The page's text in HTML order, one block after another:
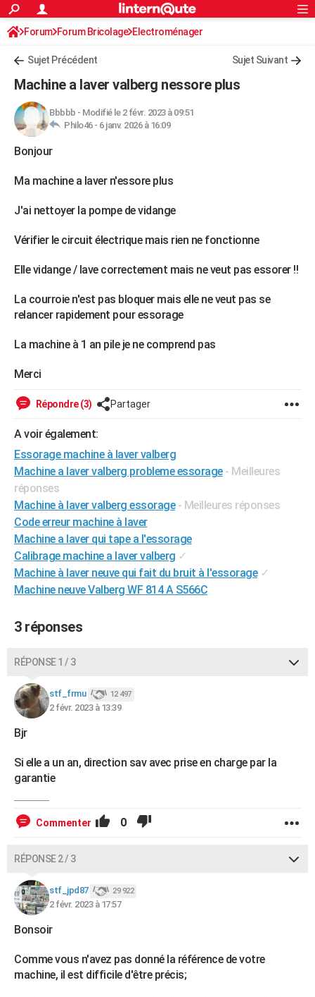
ACTUALITÉS
Politique
Société
Faits Divers
Education
Monde
Villes
+
FINANCE
Retraite
Impôts
Epargne
Immobilier
Risques naturels par ville
Banque
Assurance
Crédit
AUTO
Essais
Réserver un essai
Citadines
Berlines
SUV
Forum auto
+HIGH-TECH
Mobiles
Meilleur smartphone
Internet
Ordinateurs
Jeux vidéo
Guide high-tech
+
Forum
Aménagement intérieur
Extérieur
Cuisine
Salle de bains
Jardinage
Rangement
WEEK-END
Guides de France
Escapades
Patrimoine
Expositions
Musées
Week-end nature
+LIFESTYLE
Art de vivre
Bien-être
Loisirs
Mode
Modes de vie
SANTE
Alimentation
Guide de la santé
Maladies
Médicaments
Sommeil
VOYAGE
Carte de Noël
Carte Bonne année
Carte Saint-Valentin
Carte Pâques
Carte d'anniversaire
Dictionnaire
Biographies
Citations
Expressions
Proverbes
PROGRAMME TV
COPAINS D'AVANT
S'inscrire
Se connecter
Lycées
Collèges
Primaires
Universités
Entreprises
Service militaire
Avis de recherche
AVIS DE DÉCÈS
FORUM
Bricolage
Lifestyle
Culture
Sport
Auto
Television
Voyage
Cinema
S'inscrire
Connexion
Forum Forum Bricolage Electroménager
Sujet Précédent Sujet Suivant
Machine a laver valberg nessore plus
Bbbbb - Modifié le 2 févr. 2023 à 09:51
Philo46 - 6 janv. 2026 à 16:09
Bonjour
Ma machine a laver n'essore plus
J'ai nettoyer la pompe de vidange
Vérifier le circuit électrique mais rien ne fonctionne
Elle vidange / lave correctement mais ne veut pas essorer !!
La courroie n'est pas bloquer mais elle ne veut pas se
relancer rapidement pour essorage
La machine à 1 an pile je ne comprend pas
Merci
Répondre (3) Partager
A voir également:
Essorage machine à laver valberg
Machine a laver valberg probleme essorage - Meilleures
réponses
Machine à laver valberg essorage - Meilleures réponses
Code erreur machine à laver
Machine a laver qui tape a l'essorage
Calibrage machine a laver valberg ✓
Machine à laver neuve qui fait du bruit à l'essorage ✓
Machine neuve Valberg WF 814 A S566C
3 réponses
RÉPONSE 1 / 3
stf_frmu 12 497
2 févr. 2023 à 13:39
Bjr
Si elle a un an, direction sav avec prise en charge par la
garantie
Commenter 0
RÉPONSE 2 / 3
stf_jpd87 29 922
2 févr. 2023 à 17:57
Bonsoir
Comme vous n'avez pas donné la référence de votre
machine, il est difficile d'être précis;